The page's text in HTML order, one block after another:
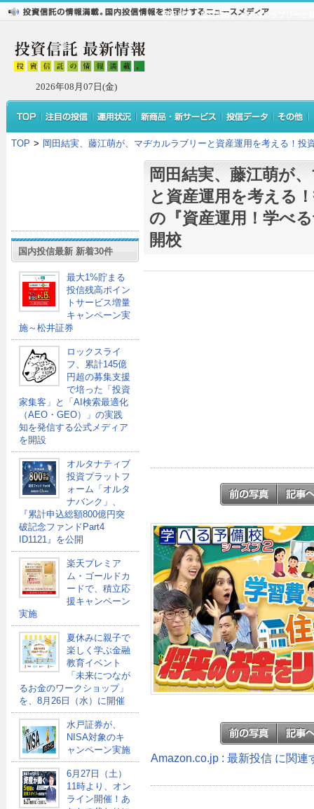
2026年08月07日(金)
岡田結実、藤江萌が、マヂカルラブリーと
TOP > 岡田結実、藤江萌が、マヂカルラブリーと資産運用を考える！
国内投信最新 新着30件
最大1%貯まる
投信残高ポイン
トサービス増量
キャンペーン実
施～松井証券
ロックスライ
フ、累計145億
円超の募集支援
で培った「投資
家集客」と「AI検索最適化
（AEO・GEO）」の実践
知を発信する公式メディア
を開設
オルタナティブ
投資プラットフ
ォーム「オルタ
ナバンク」、
『累計申込総額800億円突
破記念ファンドPart4
ID1121』を公開
楽天プレミア
ム・ゴールドカ
ードで、積立応
援キャンペーン
実施
夏休みに親子で
楽しく学ぶ金融
教育イベント
「未来につなが
るお金のワークショップ」
を、8月26日（水）に開催
水戸証券が、
NISA対象のキ
ャンペーン実施
6月27日（土）
11時より、オン
ライン開催！あ
岡田結実、藤江萌が
と資産運用を考える
の『資産運用！学べ
開校
Amazon.co.jp : 最新投信 に関連